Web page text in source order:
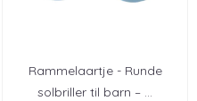
Rammelaartje - Runde
solbriller til barn – ...